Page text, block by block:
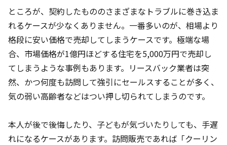
ところが、契約したもののさまざまなトラブルに巻き込ま
れるケースが少なくありません。一番多いのが、相場より
格段に安い価格で売却してしまうケースです。極端な場
合、市場価格が1億円ほどする住宅を5,000万円で売却し
てしまうような事例もあります。リースバック業者は突
然、かつ何度も訪問して強引にセールスすることが多く、
気の弱い高齢者などはつい押し切られてしまうのです。
本人が後で後悔したり、子どもが気づいたりしても、手遅
れになるケースがあります。訪問販売であれば「クーリン